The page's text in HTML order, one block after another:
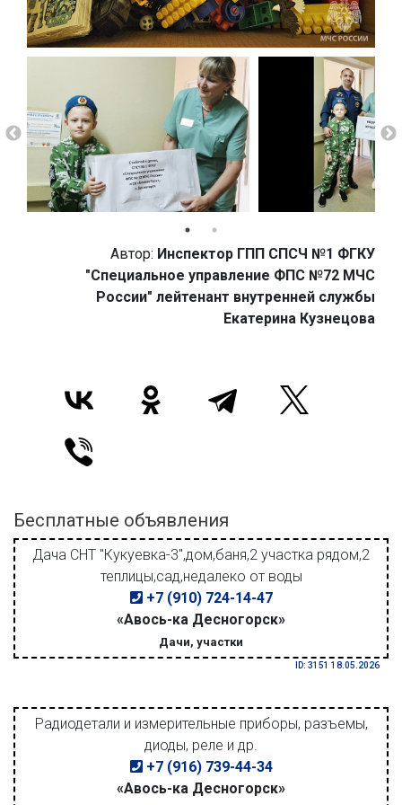
Автор: Инспектор ГПП СПСЧ №1 ФГКУ
"Специальное управление ФПС №72 МЧС
России" лейтенант внутренней службы
Екатерина Кузнецова
Бесплатные объявления
Дача СНТ "Кукуевка-3",дом,баня,2 участка рядом,2
теплицы,сад,недалеко от воды
+7 (910) 724-14-47
«Авось-ка Десногорск»
Дачи, участки
ID: 3151 18.05.2026
Радиодетали и измерительные приборы, разъемы,
диоды, реле и др.
+7 (916) 739-44-34
«Авось-ка Десногорск»